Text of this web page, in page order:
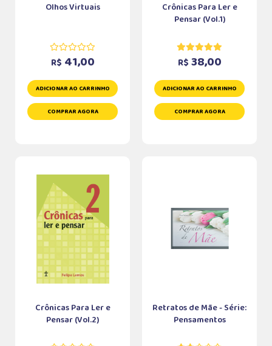
Olhos Virtuais
R$ 41,00
ADICIONAR AO CARRINHO
COMPRAR AGORA
Crônicas Para Ler e
Pensar (Vol.1)
R$ 38,00
ADICIONAR AO CARRINHO
COMPRAR AGORA
Crônicas Para Ler e
Pensar (Vol.2)
Retratos de Mãe - Série:
Pensamentos